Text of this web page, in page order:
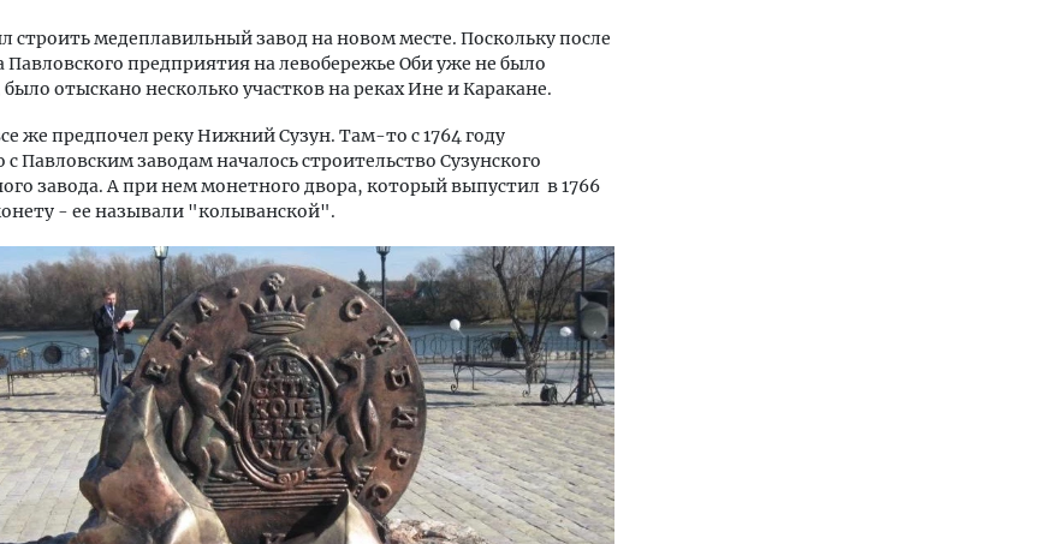
строить медеплавильный завод на новом месте. Поскольку после
Павловского предприятия на левобережье Оби уже не было
отыскано несколько участков на реках Ине и Каракане.
же предпочел реку Нижний Сузун. Там-то с 1764 году
Павловским заводам началось строительство Сузунского
завода. А при нем монетного двора, который выпустил в 1766
- ее называли "колыванской".